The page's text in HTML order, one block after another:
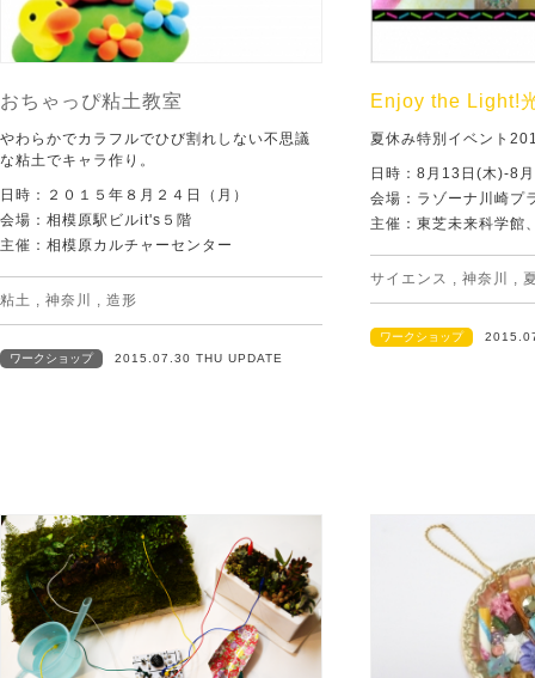
おちゃっぴ粘土教室
やわらかでカラフルでひび割れしない不思議
な粘土でキャラ作り。
日時：２０１５年８月２４日（月）
会場：相模原駅ビルit's５階
主催：相模原カルチャーセンター
粘土 , 神奈川 , 造形
ワークショップ 2015.07.30 THU UPDATE
Enjoy the Light!
夏休み特別イベント
日時：8月13日(木)-8
会場：ラゾーナ川崎プ
主催：東芝未来科学館
サイエンス , 神奈川 ,
ワークショップ